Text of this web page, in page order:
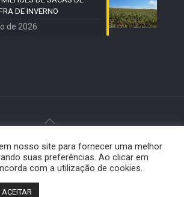
DE INVERNO
de 2026
- Todos os direitos reservados |
porElemento Visual .
nosso site para fornecer uma melhor
suas preferências. Ao clicar em
com a utilização de cookies.
ACEITAR